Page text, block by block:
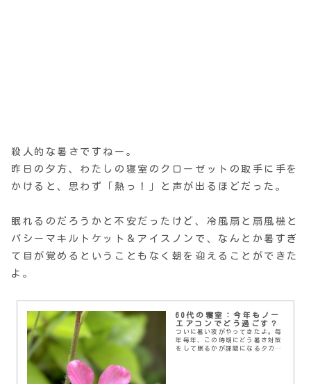
殺人的な暑さですねー。
昨日の夕方、わたしの寝室のクローゼットの取手に手を
かけると、思わず「熱っ！」と声が出るほどだった。
眠れるのだろうかと不安だったけど、冷風扇と扇風機と
パシーマキルトケット＆アイスノンで、なんとか暑すぎ
て目が覚めるということもなく朝を迎えることができた
よ。
60代の寝室：今年もノー
エアコンでどう過ごす？
ついに暑い夜がやってきたよ。毎
年毎年、この時期にどう暑さ対策
をして眠るかが課題になるタカハ